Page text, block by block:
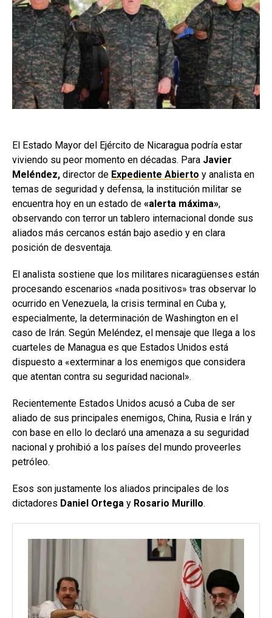
El Estado Mayor del Ejército de Nicaragua podría estar
viviendo su peor momento en décadas. Para Javier
Meléndez, director de Expediente Abierto y analista en
temas de seguridad y defensa, la institución militar se
encuentra hoy en un estado de «alerta máxima»,
observando con terror un tablero internacional donde sus
aliados más cercanos están bajo asedio y en clara
posición de desventaja.
El analista sostiene que los militares nicaragüenses están
procesando escenarios «nada positivos» tras observar lo
ocurrido en Venezuela, la crisis terminal en Cuba y,
especialmente, la determinación de Washington en el
caso de Irán. Según Meléndez, el mensaje que llega a los
cuarteles de Managua es que Estados Unidos está
dispuesto a «exterminar a los enemigos que considera
que atentan contra su seguridad nacional».
Recientemente Estados Unidos acusó a Cuba de ser
aliado de sus principales enemigos, China, Rusia e Irán y
con base en ello lo declaró una amenaza a su seguridad
nacional y prohibió a los países del mundo proveerles
petróleo.
Esos son justamente los aliados principales de los
dictadores Daniel Ortega y Rosario Murillo.